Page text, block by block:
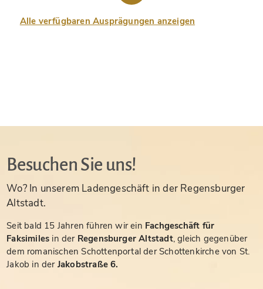
Alle verfügbaren Ausprägungen anzeigen
Besuchen Sie uns!
Wo? In unserem Ladengeschäft in der Regensburger
Altstadt.
Seit bald 15 Jahren führen wir ein Fachgeschäft für
Faksimiles in der Regensburger Altstadt, gleich gegenüber
dem romanischen Schottenportal der Schottenkirche von St.
Jakob in der Jakobstraße 6.